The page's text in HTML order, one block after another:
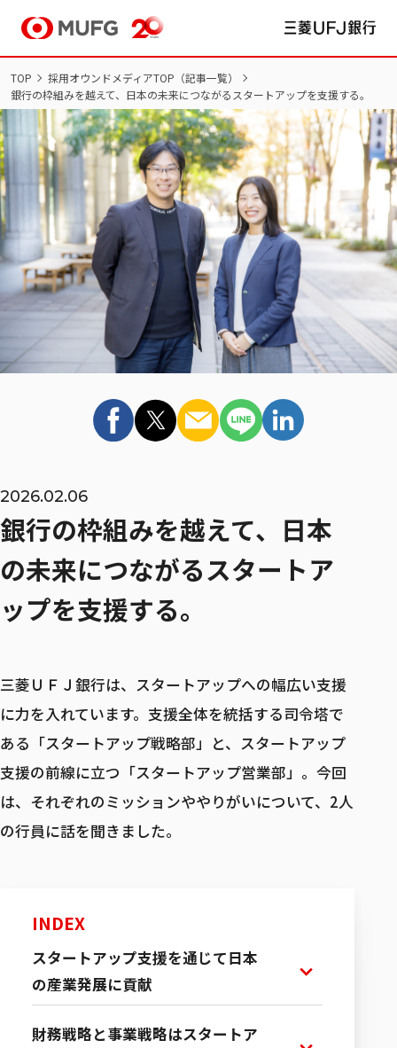
NEW GRADUATES
新卒採用
新卒採用サイト TOP
インターンシップ
新卒採用マイページ/ログイン
インターンシップマイページ / ログイン
キャリア採用
キャリア採用 TOP
リファラル採用
ウェルカムバック採用
TOP
採用オウンドメディアTOP（記事一覧）
銀行の枠組みを越えて、日本の未来につながるスタートアップを支援する。
2026.02.06
銀行の枠組みを越えて、 日本
の未来につながるスタートア
ップを支援する。
三菱ＵＦＪ銀行は、スタートアップへの幅広い支援
に力を入れています。支援全体を統括する司令塔で
ある「スタートアップ戦略部」と、スタートアップ
支援の前線に立つ「スタートアップ営業部」。今回
は、それぞれのミッションややりがいについて、2人
の行員に話を聞きました。
INDEX
スタートアップ支援を通じて日本
の産業発展に貢献
財務戦略と事業戦略はスタートア